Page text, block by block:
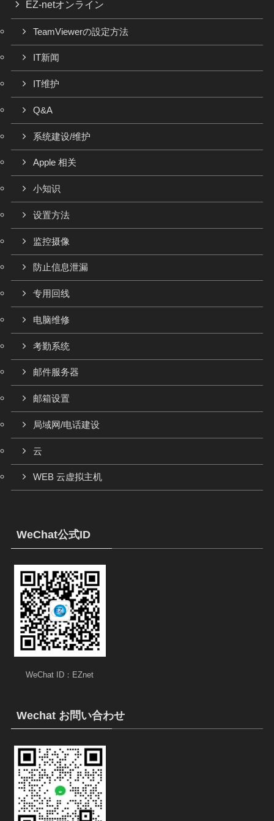
EZ-netオンライン
TeamViewerの設定方法
IT新闻
IT维护
Q&A
系统建设/维护
Apple 相关
小知识
设置方法
监控摄像
防止信息泄漏
专用回线
电脑维修
考勤系统
邮件服务器
邮箱设置
局域网/电话建设
云
WEB 云虚拟主机
WeChat公式ID
WeChat ID：EZnet
Wechat お問い合わせ